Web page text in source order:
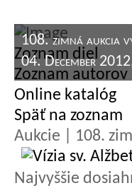
108. zimná aukcia
04. December
Zoznam diel
Zoznam autorov
Online katalóg
Späť na zoznam
Aukcie | 108.
Najvyššie